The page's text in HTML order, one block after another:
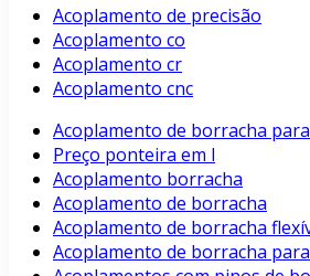
Acoplamento de precisão
Acoplamento co
Acoplamento cr
Acoplamento cnc
Acoplamento de borracha
Preço ponteira em l
Acoplamento borracha
Acoplamento de borracha
Acoplamento de borracha
Acoplamento de borracha